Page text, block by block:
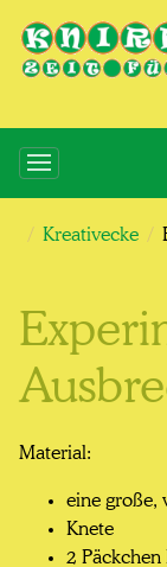
Kreativecke
Material:
eine große,
Knete
2 Päckchen